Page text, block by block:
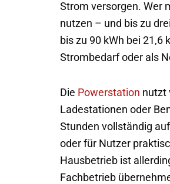
Strom versorgen. Wer
nutzen – und bis zu
bis zu 90 kWh bei
Strombedarf oder als
Die Powerstation nutzt
Ladestationen oder
Stunden vollständig
oder für Nutzer
Hausbetrieb ist
Fachbetrieb